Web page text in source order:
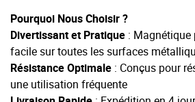
Pourquoi Nous Choisir ?
Divertissant et Pratique :
facile sur toutes les surfaces
Résistance Optimale : Conçus pour
une utilisation fréquente